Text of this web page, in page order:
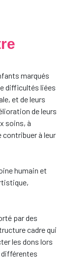
marqués
difficultés liées
et de leurs
de leurs
soins, à
contribuer à leur
humain et
par des
cadre qui
les dons lors
différentes